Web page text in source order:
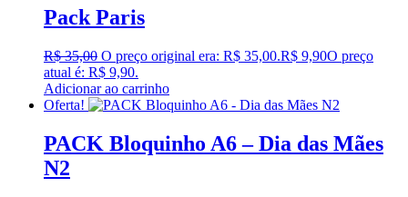
Pack Paris
R$35,00 O preço original era: R$ 35,00.R$ 9,90O preço
atual é: R$ 9,90.
Adicionar ao carrinho
Oferta!
PACK Bloquinho A6 – Dia das Mães
N2